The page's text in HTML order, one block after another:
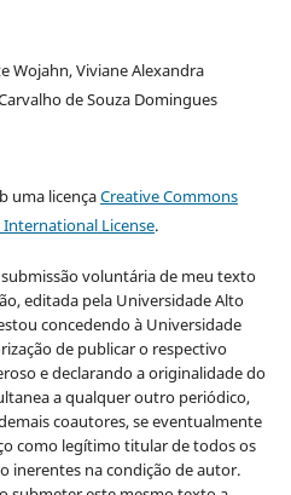
Wojahn, Viviane Alexandra
de Souza Domingues
uma licençaCreative Commons
License.
voluntária de meu texto
editada pela Universidade Alto
concedendo à Universidade
de publicar o respectivo
e declarando a originalidade do
a qualquer outro periódico,
coautores, se eventualmente
como legítimo titular de todos os
inerentes na condição de autor.